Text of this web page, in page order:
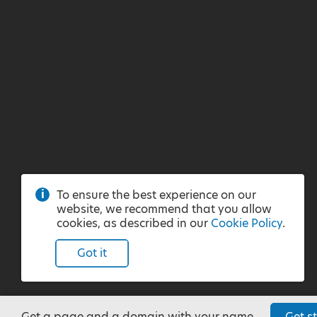
To ensure the best experience on our
website, we recommend that you allow
cookies, as described in our Cookie Policy.
Got it